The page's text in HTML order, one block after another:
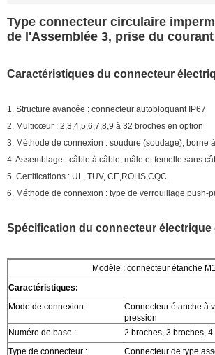
Type connecteur circulaire
de l'Assemblée 3, prise du
Caractéristiques du connecteur
1. Structure avancée : connecteur autobloquant IP67
2. Multicœur : 2,3,4,5,6,7,8,9 à 32 broches en option
3. Méthode de connexion : soudure (soudage), borne
4. Assemblage : câble à câble, mâle et femelle sans
5. Certifications : UL, TUV, CE,ROHS,CQC.
6. Méthode de connexion : type de verrouillage push-
Spécification du connecteur électrique
Modèle : connecteur étanche
Caractéristiques:
Mode de connexion :
Connecteur étanche à
pression
Numéro de base :
2 broches, 3 broches,
Type de connecteur :
Connecteur de type